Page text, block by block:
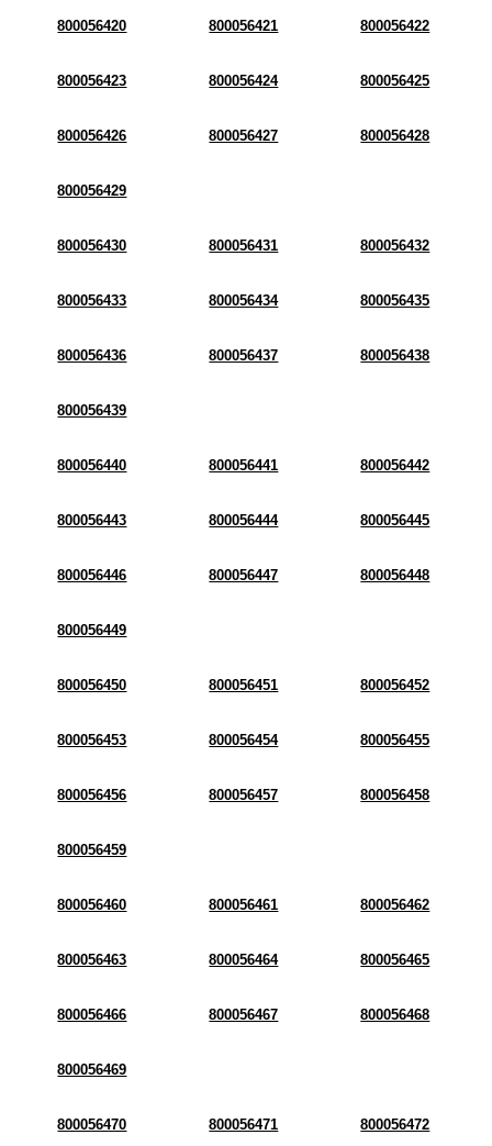
800056420 800056421 800056422
800056423 800056424 800056425
800056426 800056427 800056428
800056429
800056430 800056431 800056432
800056433 800056434 800056435
800056436 800056437 800056438
800056439
800056440 800056441 800056442
800056443 800056444 800056445
800056446 800056447 800056448
800056449
800056450 800056451 800056452
800056453 800056454 800056455
800056456 800056457 800056458
800056459
800056460 800056461 800056462
800056463 800056464 800056465
800056466 800056467 800056468
800056469
800056470 800056471 800056472